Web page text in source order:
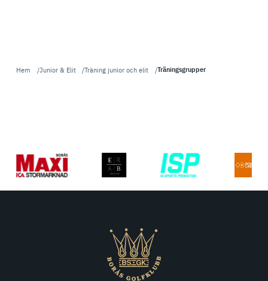
Hem Junior & Elit Träning junior och elit Träningsgrupper